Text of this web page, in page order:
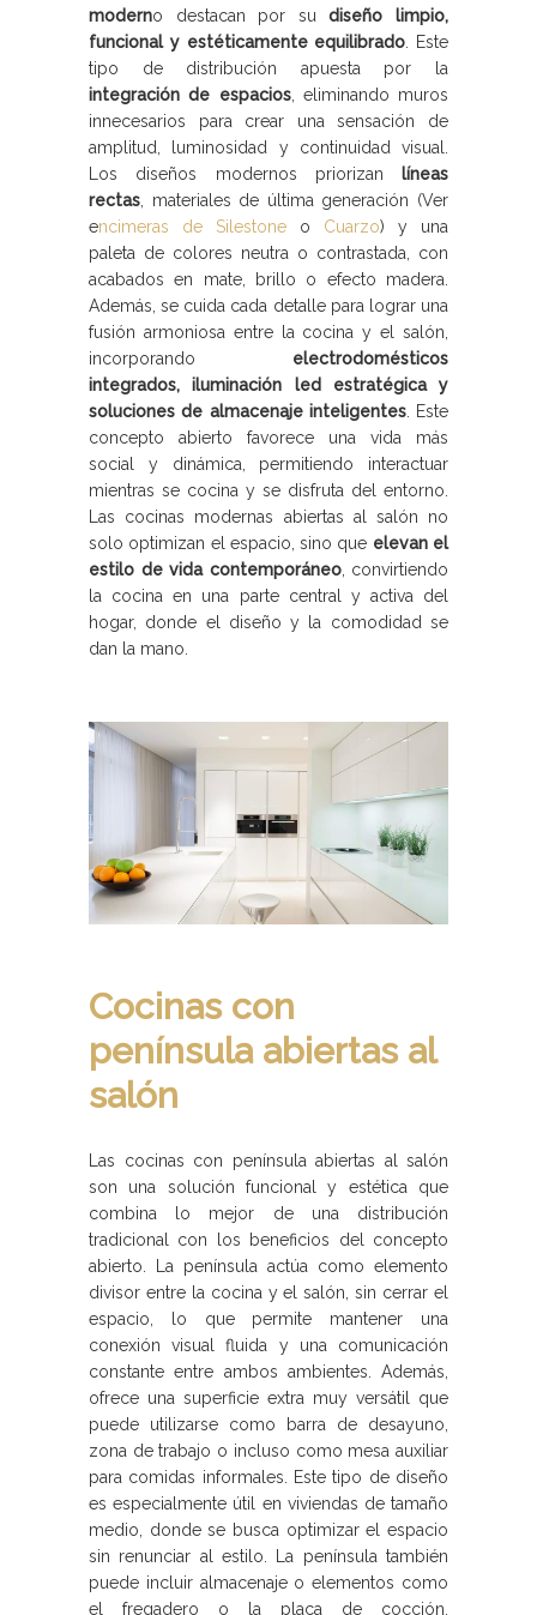
moderno destacan por sudiseño limpio,
funcional y estéticamente equilibrado . Este
tipo de distribución apuesta por la
integración de espacios, eliminando muros
innecesarios para crear una sensación de
amplitud, luminosidad y continuidad visual.
Los diseños modernos priorizan
líneas
rectas , materiales de última generación (Ver
encimeras de Silestone o Cuarzo) y una
paleta de colores neutra o contrastada, con
acabados en mate, brillo o efecto madera.
Además, se cuida cada detalle para lograr una
fusión armoniosa entre la cocina y el salón,
incorporando electrodomésticos
integrados, iluminación led estratégica y
soluciones de almacenaje inteligentes. Este
concepto abierto favorece una vida más
social y dinámica, permitiendo interactuar
mientras se cocina y se disfruta del entorno.
Las cocinas modernas abiertas al salón no
solo optimizan el espacio, sino que elevan el
estilo de vida contemporáneo, convirtiendo
la cocina en una parte central y activa del
hogar, donde el diseño y la comodidad se
dan la mano.
Cocinas con
península abiertas al
salón
Las cocinas con península abiertas al salón
son una solución funcional y estética que
combina lo mejor de una distribución
tradicional con los beneficios del concepto
abierto. La península actúa como elemento
divisor entre la cocina y el salón, sin cerrar el
espacio, lo que permite mantener una
conexión visual fluida y una comunicación
constante entre ambos ambientes. Además,
ofrece una superficie extra muy versátil que
puede utilizarse como barra de desayuno,
zona de trabajo o incluso como mesa auxiliar
para comidas informales. Este tipo de diseño
es especialmente útil en viviendas de tamaño
medio, donde se busca optimizar el espacio
sin renunciar al estilo. La península también
puede incluir almacenaje o elementos como
el fregadero o la placa de cocción,